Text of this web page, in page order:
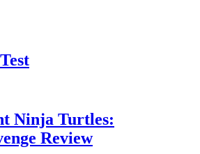
Ninja Turtles:
Review